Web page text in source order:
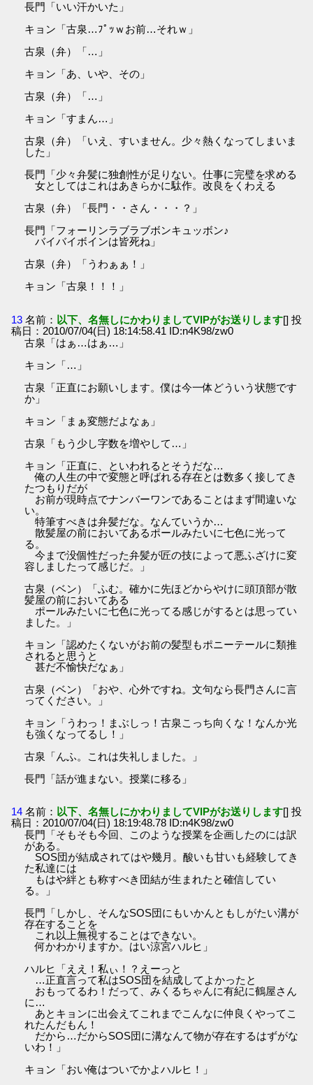
長門「いい汗かいた」
キョン「古泉…ﾌﾟｯｗお前…それｗ」
古泉（弁）「…」
キョン「あ、いや、その」
古泉（弁）「…」
キョン「すまん…」
古泉（弁）「いえ、すいません。少々熱くなってしまいま
した」
長門「少々弁髪に独創性が足りない。仕事に完璧を求める
女としてはこれはあきらかに駄作。改良をくわえる
古泉（弁）「長門・・さん・・・？」
長門「フォーリンラブラブボンキュッボン♪
バイバイボインは皆死ね」
古泉（弁）「うわぁぁ！」
キョン「古泉！！！」
13 名前： 以下、名無しにかわりましてVIPがお送りします[] 投
稿日：2010/07/04(日) 18:14:58.41 ID:n4K98/zw0
古泉「はぁ…はぁ…」
キョン「…」
古泉「正直にお願いします。僕は今一体どういう状態です
か」
キョン「まぁ変態だよなぁ」
古泉「もう少し字数を増やして…」
キョン「正直に、といわれるとそうだな…
俺の人生の中で変態と呼ばれる存在とは数多く接してき
たつもりだが
お前が現時点でナンバーワンであることはまず間違いな
い。
特筆すべきは弁髪だな。なんていうか…
散髪屋の前においてあるポールみたいに七色に光って
る。
今まで没個性だった弁髪が匠の技によって悪ふざけに変
容しましたって感じだ。」
古泉（ベン）「ふむ。確かに先ほどからやけに頭頂部が散
髪屋の前においてある
ポールみたいに七色に光ってる感じがするとは思ってい
ました。」
キョン「認めたくないがお前の髪型もポニーテールに類推
されると思うと
甚だ不愉快だなぁ」
古泉（ベン）「おや、心外ですね。文句なら長門さんに言
ってください。」
キョン「うわっ！まぶしっ！古泉こっち向くな！なんか光
も強くなってるし！」
古泉「んふ。これは失礼しました。」
長門「話が進まない。授業に移る」
14 名前： 以下、名無しにかわりましてVIPがお送りします[] 投
稿日：2010/07/04(日) 18:19:48.78 ID:n4K98/zw0
長門「そもそも今回、このような授業を企画したのには訳
がある。
SOS団が結成されてはや幾月。酸いも甘いも経験してき
た私達には
もはや絆とも称すべき団結が生まれたと確信してい
る。」
長門「しかし、そんなSOS団にもいかんともしがたい溝が
存在することを
これ以上無視することはできない。
何かわかりますか。はい涼宮ハルヒ」
ハルヒ「ええ！私ぃ！？えーっと
…正直言って私はSOS団を結成してよかったと
おもってるわ！だって、みくるちゃんに有紀に鶴屋さん
に…
あとキョンに出会えてこれまでこんなに仲良くやってこ
れたんだもん！
だから…だからSOS団に溝なんて物が存在するはずがな
いわ！」
キョン「おい俺はついでかよハルヒ！」